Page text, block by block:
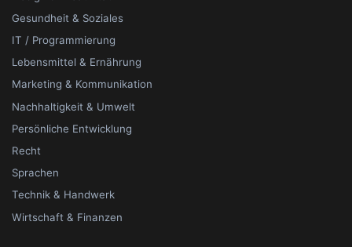
Gesundheit & Soziales
IT / Programmierung
Lebensmittel & Ernährung
Marketing & Kommunikation
Nachhaltigkeit & Umwelt
Persönliche Entwicklung
Recht
Sprachen
Technik & Handwerk
Wirtschaft & Finanzen